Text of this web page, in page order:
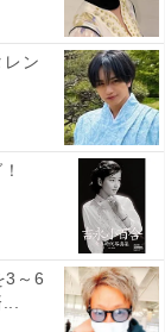
でした。
ィーン向けフ
の専属モデル
で史上初めて
。
ョンブランド
てきされてい
レン
3～6